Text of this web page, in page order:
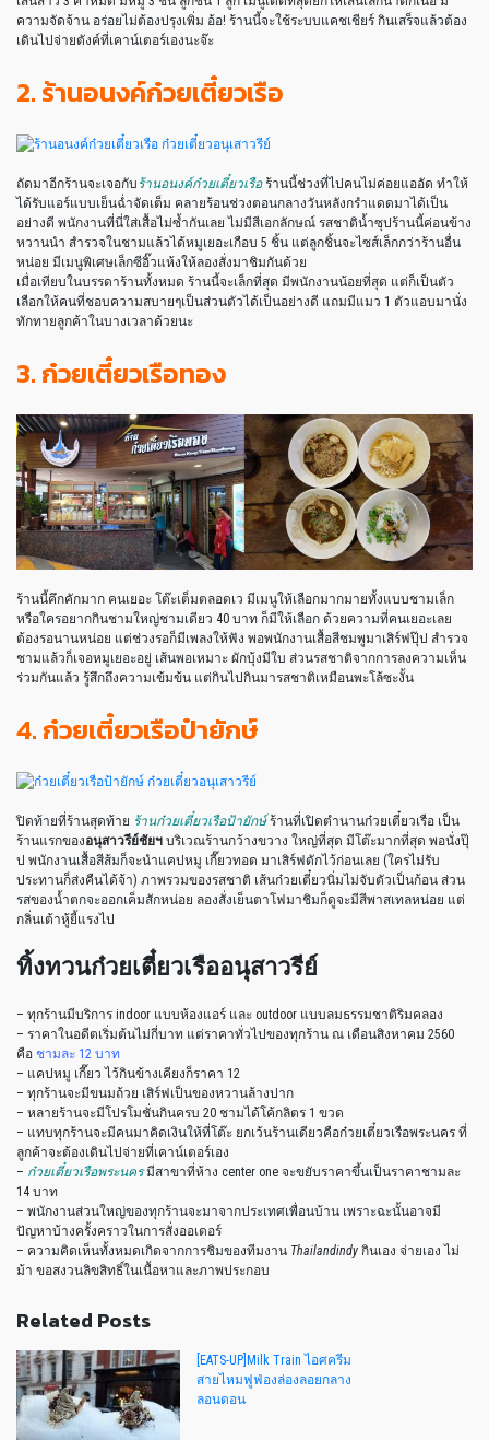
ความจัดจ้าน อร่อยไม่ต้องปรุงเพิ่ม อ้อ! ร้านนี้จะใช้ระบบแคชเชียร์ กินเสร็จแล้วต้อง
เดินไปจ่ายตังค์ที่เคาน์เตอร์เองนะจ๊ะ
2. ร้านอนงค์ก๋วยเตี๋ยวเรือ
ถัดมาอีกร้านจะเจอกับ ร้านอนงค์ก๋วยเตี๋ยวเรือร้านนี้ช่วงที่ไปคนไม่ค่อยแออัด ทำให้
ได้รับแอร์แบบเย็นฉ่ำจัดเต็ม คลายร้อนช่วงตอนกลางวันหลังกรำแดดมาได้เป็น
อย่างดี พนักงานที่นี่ใส่เสื้อไม่ซ้ำกันเลย ไม่มีสีเอกลักษณ์ รสชาติน้ำซุปร้านนี้ค่อนข้าง
หวานนำ สำรวจในชามแล้วได้หมูเยอะเกือบ 5 ชิ้น แต่ลูกชิ้นจะไซส์เล็กกว่าร้านอื่น
หน่อย มีเมนูพิเศษเล็กซีอิ๊วแห้งให้ลองสั่งมาชิมกันด้วย
เมื่อเทียบในบรรดาร้านทั้งหมด ร้านนี้จะเล็กที่สุด มีพนักงานน้อยที่สุด แต่ก็เป็นตัว
เลือกให้คนที่ชอบความสบายๆเป็นส่วนตัวได้เป็นอย่างดี แถมมีแมว 1 ตัวแอบมานั่ง
ทักทายลูกค้าในบางเวลาด้วยนะ
3. ก๋วยเตี๋ยวเรือทอง
ร้านนี้คึกคักมาก คนเยอะ โต๊ะเต็มตลอดเว มีเมนูให้เลือกมากมายทั้งแบบชามเล็ก
หรือใครอยากกินชามใหญ่ชามเดียว 40 บาท ก็มีให้เลือก ด้วยความที่คนเยอะเลย
ต้องรอนานหน่อย แต่ช่วงรอก็มีเพลงให้ฟัง พอพนักงานเสื้อสีชมพูมาเสิร์ฟปุ๊ป สำรวจ
ชามแล้วก็เจอหมูเยอะอยู่ เส้นพอเหมาะ ผักบุ้งมีใบ ส่วนรสชาติจากการลงความเห็น
ร่วมกันแล้ว รู้สึกถึงความเข้มข้น แต่กินไปกินมารสชาติเหมือนพะโล้ซะงั้น
4. ก๋วยเตี๋ยวเรือป๋ายักษ์
ปิดท้ายที่ร้านสุดท้าย ร้านก๋วยเตี๋ยวเรือป้ายักษ์ ร้านที่เปิดตำนานก๋วยเตี๋ยวเรือ เป็น
ร้านแรกของอนุสาวรีย์ชัยฯ บริเวณร้านกว้างขวาง ใหญ่ที่สุด มีโต๊ะมากที่สุด พอนั่งปุ๊
ป พนักงานเสื้อสีส้มก็จะนำแคปหมู เกี๊ยวทอด มาเสิร์ฟดักไว้ก่อนเลย (ใครไม่รับ
ประทานก็ส่งคืนได้จ้า) ภาพรวมของรสชาติ เส้นก๋วยเตี๋ยวนิ่มไม่จับตัวเป็นก้อน ส่วน
รสของน้ำตกจะออกเค็มสักหน่อย ลองสั่งเย็นตาโฟมาชิมก็ดูจะมีสีพาสเทลหน่อย แต่
กลิ่นเต้าหู้ยี้แรงไป
ทิ้งทวนก๋วยเตี๋ยวเรืออนุสาวรีย์
– ทุกร้านมีบริการ indoor แบบห้องแอร์ และ outdoor แบบลมธรรมชาติริมคลอง
– ราคาในอดีตเริ่มต้นไม่กี่บาท แต่ราคาทั่วไปของทุกร้าน ณ เดือนสิงหาคม 2560
คือ ชามละ 12 บาท
– แคปหมู เกี๊ยว ไว้กินข้างเคียงก็ราคา 12
– ทุกร้านจะมีขนมถ้วย เสิร์ฟเป็นของหวานล้างปาก
– หลายร้านจะมีโปรโมชั่นกินครบ 20 ชามได้โค้กลิตร 1 ขวด
– แทบทุกร้านจะมีคนมาคิดเงินให้ที่โต๊ะ ยกเว้นร้านเดียวคือก๋วยเตี๋ยวเรือพระนคร ที่
ลูกค้าจะต้องเดินไปจ่ายที่เคาน์เตอร์เอง
– ก๋วยเตี๋ยวเรือพระนครมีสาขาที่ห้าง center one จะขยับราคาขึ้นเป็นราคาชามละ
14 บาท
– พนักงานส่วนใหญ่ของทุกร้านจะมาจากประเทศเพื่อนบ้าน เพราะฉะนั้นอาจมี
ปัญหาบ้างครั้งคราวในการสั่งออเดอร์
– ความคิดเห็นทั้งหมดเกิดจากการชิมของทีมงาน Thailandindy กินเอง จ่ายเอง ไม่
ม้า ขอสงวนลิขสิทธิ์ในเนื้อหาและภาพประกอบ
Related Posts
[EATS-UP]Milk Train ไอศครีม
สายไหมฟูฟ่องล่องลอยกลาง
ลอนดอน